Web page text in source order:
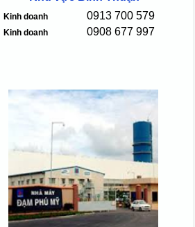
Kinh doanh 0913 700 579
Kinh doanh 0908 677 997